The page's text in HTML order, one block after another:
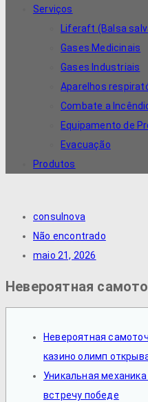
Serviços
Liferaft (Balsa
Gases Medicinais
Gases Industriais
Aparelhos
Combate a
Equipamento de
Evacuação
Produtos
consulnova
Não encontrado
maio 21, 2026
Невероятная
Невероятная
казино олимп
Уникальная
встречу победе